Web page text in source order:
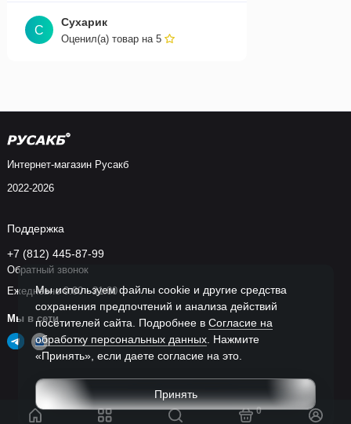
0
С
Сухарик
Оценил(а) товар на5
Мы используем файлы cookie и другие средства
сохранения предпочтений и анализа действий
посетителей сайта. Подробнее в Согласие на
обработку персональных данных . Нажмите
«Принять», если даете согласие на это.
Принять
Интернет-магазин Русакб
2022-2026
Поддержка
+7 (812) 445-87-99
Обратный звонок
Ежедневно 9:00 - 21:00
Мы в сети